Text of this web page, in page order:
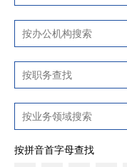
按拼音首字母查找